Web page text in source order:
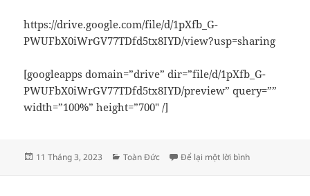
https://drive.google.com/file/d/1pXfb_G-
PWUFbX0iWrGV77TDfd5tx8IYD/view?usp=sharing
[googleapps domain=”drive” dir=”file/d/1pXfb_G-
PWUFbX0iWrGV77TDfd5tx8IYD/preview” query=””
width=”100%” height=”700″ /]
Đăng
11 Tháng 3, 2023
Danh
Toàn Đức Để lại một lời bìnhở Bản scan địa